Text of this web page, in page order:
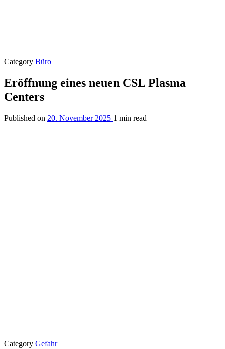
Category Büro
Eröffnung eines neuen CSL Plasma
Centers
Published on 20. November 2025 1 min read
Category Gefahr